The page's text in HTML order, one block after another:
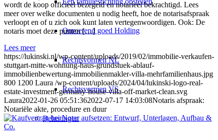
Onroerend goed Holding
Rechtsvormen NL
Rechtsvormen VS
Belastingen
wordt de koop officieel bezegeld en notarieel bekrachtigd. Lees
meer over welke documenten u nodig heeft, hoe de notarisafspraak
verloopt en of u zich ook kunt laten vertegenwoordigen. Ook: De
notaris moet deze punten […]
Lees meer
https://lukinski.nl/wp-content/uploads/2019/02/immobilie-verkaufen-
stuttgart-mitte-wohnung-haus-grundstuek-ablauf-
immobilienbewertung-immobilienmakler-villa-mehrfamilienhaus.jpg
800 1200 Laura /wp-content/uploads/2024/04/lukinski-logo-real-
estate-investment-germany-house-villa-off-market-clean.svg
Laura2022-01-26 05:51:362022-07-17 14:03:08Notaris afspraak:
Notariële akte, procedure en duur